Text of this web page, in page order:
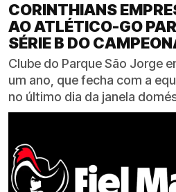
CORINTHIANS
AO ATLÉTICO-GO
SÉRIE B DO
Clube do Parque São Jorge
um ano, que fecha com a
no último dia da janela